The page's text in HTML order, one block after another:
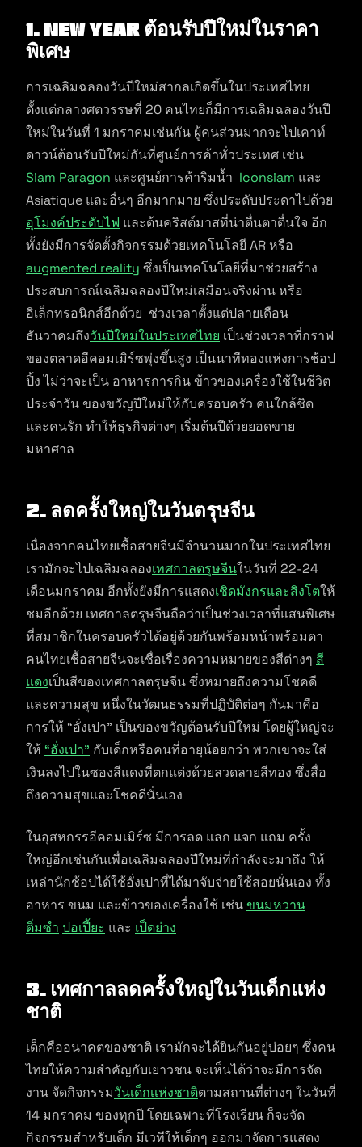
1. New Year ต้อนรับปีใหม่ในราคา
พิเศษ
การเฉลิมฉลองวันปีใหม่สากลเกิดขึ้นในประเทศไทย
ตั้งแต่กลางศตวรรษที่ 20 คนไทยก็มีการเฉลิมฉลองวันปี
ใหม่ในวันที่ 1 มกราคมเช่นกัน ผู้คนส่วนมากจะไปเคาท์
ดาวน์ต้อนรับปีใหม่กันที่ศูนย์การค้าทั่วประเทศ เช่น
Siam Paragon และศูนย์การค้าริมน้ำ Iconsiam และ
Asiatique และอื่นๆ อีกมากมาย ซึ่งประดับประดาไปด้วย
อุโมงค์ประดับไฟ และต้นคริสต์มาสที่น่าตื่นตาตื่นใจ อีก
ทั้งยังมีการจัดตั้งกิจกรรมด้วยเทคโนโลยี AR หรือ
augmented reality ซึ่งเป็นเทคโนโลยีที่มาช่วยสร้าง
ประสบการณ์เฉลิมฉลองปีใหม่เสมือนจริงผ่าน หรือ
อิเล็กทรอนิกส์อีกด้วย ช่วงเวลาตั้งแต่ปลายเดือน
ธันวาคมถึงวันปีใหม่ในประเทศไทย เป็นช่วงเวลาที่กราฟ
ของตลาดอีคอมเมิร์ซพุ่งขึ้นสูง เป็นนาทีทองแห่งการช้อป
ปิ้ง ไม่ว่าจะเป็น อาหารการกิน ข้าวของเครื่องใช้ในชีวิต
ประจำวัน ของขวัญปีใหม่ให้กับครอบครัว คนใกล้ชิด
และคนรัก ทำให้ธุรกิจต่างๆ เริ่มต้นปีด้วยยอดขาย
มหาศาล
2. ลดครั้งใหญ่ในวันตรุษจีน
เนื่องจากคนไทยเชื้อสายจีนมีจำนวนมากในประเทศไทย
เรามักจะไปเฉลิมฉลองเทศกาลตรุษจีนในวันที่ 22-24
เดือนมกราคม อีกทั้งยังมีการแสดงเชิดมังกรและสิงโตให้
ชมอีกด้วย เทศกาลตรุษจีนถือว่าเป็นช่วงเวลาที่แสนพิเศษ
ที่สมาชิกในครอบครัวได้อยู่ด้วยกันพร้อมหน้าพร้อมตา
คนไทยเชื้อสายจีนจะเชื่อเรื่องความหมายของสีต่างๆ สี
แดงเป็นสีของเทศกาลตรุษจีน ซึ่งหมายถึงความโชคดี
และความสุข หนึ่งในวัฒนธรรมที่ปฏิบัติต่อๆ กันมาคือ
การให้ “อั่งเปา” เป็นของขวัญต้อนรับปีใหม่ โดยผู้ใหญ่จะ
ให้ “อั่งเปา” กับเด็กหรือคนที่อายุน้อยกว่า พวกเขาจะใส่
เงินลงไปในซองสีแดงที่ตกแต่งด้วยลวดลายสีทอง ซึ่งสื่อ
ถึงความสุขและโชคดีนั่นเอง
ในอุสหกรรอีคอมเมิร์ซ มีการลด แลก แจก แถม ครั้ง
ใหญ่อีกเช่นกันเพื่อเฉลิมฉลองปีใหม่ที่กำลังจะมาถึง ให้
เหล่านักช้อปได้ใช้อั่งเปาที่ได้มาจับจ่ายใช้สอยนั่นเอง ทั้ง
อาหาร ขนม และข้าวของเครื่องใช้ เช่นขนมหวาน
ติ่มซำ ปอเปี้ยะ และ เป็ดย่าง
3. เทศกาลลดครั้งใหญ่ในวันเด็กแห่ง
ชาติ
เด็กคืออนาคตของชาติ เรามักจะได้ยินกันอยู่บ่อยๆ ซึ่งคน
ไทยให้ความสำคัญกับเยาวชน จะเห็นได้ว่าจะมีการจัด
งาน จัดกิจกรรมวันเด็กเเห่งชาติตามสถานที่ต่างๆ ในวันที่
14 มกราคม ของทุกปี โดยเฉพาะที่โรงเรียน ก็จะจัด
กิจกรรมสำหรับเด็ก มีเวทีให้เด็กๆ ออกมาจัดการแสดง